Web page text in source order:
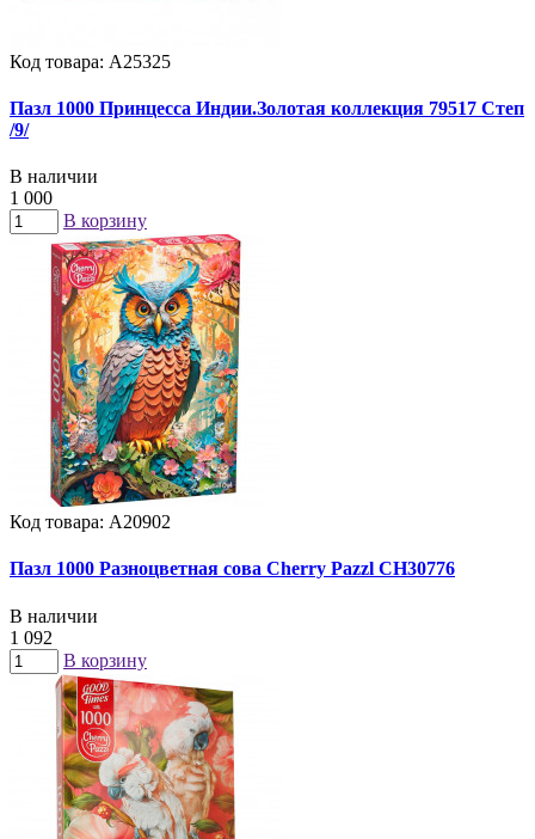
Код товара: А25325
Пазл 1000 Принцесса Индии.Золотая коллекция 79517 Степ
/9/
В наличии
1 000
В корзину
Код товара: А20902
Пазл 1000 Разноцветная сова Cherry Pazzl CH30776
В наличии
1 092
В корзину